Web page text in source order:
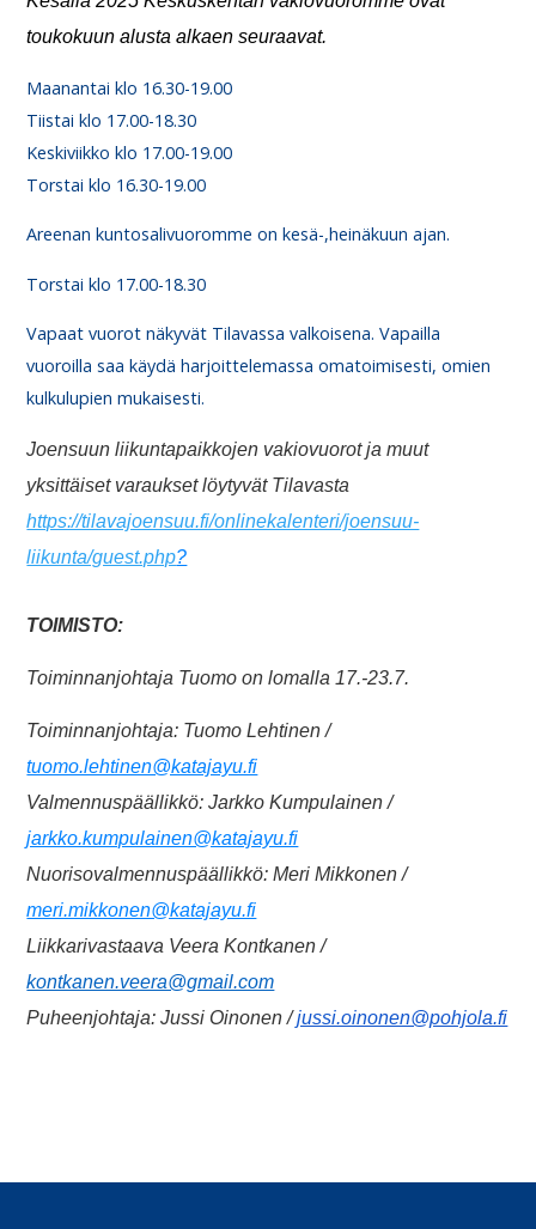
toukokuun alusta alkaen seuraavat.
Maanantai klo 16.30-19.00
Tiistai klo 17.00-18.30
Keskiviikko klo 17.00-19.00
Torstai klo 16.30-19.00
Areenan kuntosalivuoromme on kesä-,heinäkuun ajan.
Torstai klo 17.00-18.30
Vapaat vuorot näkyvät Tilavassa valkoisena. Vapailla
vuoroilla saa käydä harjoittelemassa omatoimisesti, omien
kulkulupien mukaisesti.
Joensuun liikuntapaikkojen vakiovuorot ja muut
yksittäiset varaukset löytyvät Tilavasta
https://tilavajoensuu.fi/onlinekalenteri/joensuu-
liikunta/guest.php?
TOIMISTO:
Toiminnanjohtaja Tuomo on lomalla 17.-23.7.
Toiminnanjohtaja: Tuomo Lehtinen /
tuomo.lehtinen@katajayu.fi
Valmennuspäällikkö: Jarkko Kumpulainen /
jarkko.kumpulainen@katajayu.fi
Nuorisovalmennuspäällikkö: Meri Mikkonen /
meri.mikkonen@katajayu.fi
Liikkarivastaava Veera Kontkanen /
kontkanen.veera@gmail.com
Puheenjohtaja: Jussi Oinonen /jussi.oinonen@pohjola.fi